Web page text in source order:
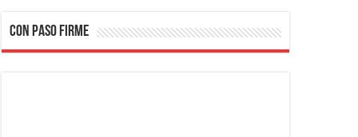
CON PASO FIRME